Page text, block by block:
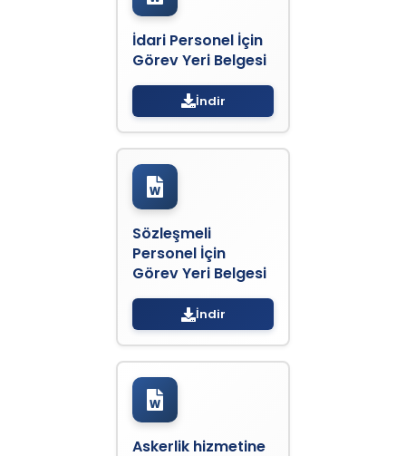
İdari Personel İçin
Görev Yeri Belgesi
İndir
Sözleşmeli
Personel İçin
Görev Yeri Belgesi
İndir
Askerlik hizmetine